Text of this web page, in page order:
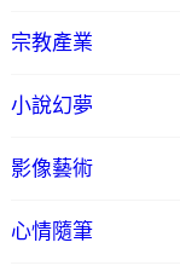
宗教產業
小說幻夢
影像藝術
心情隨筆